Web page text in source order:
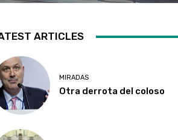
ARTICLES
MIRADAS
Otra derrota del coloso